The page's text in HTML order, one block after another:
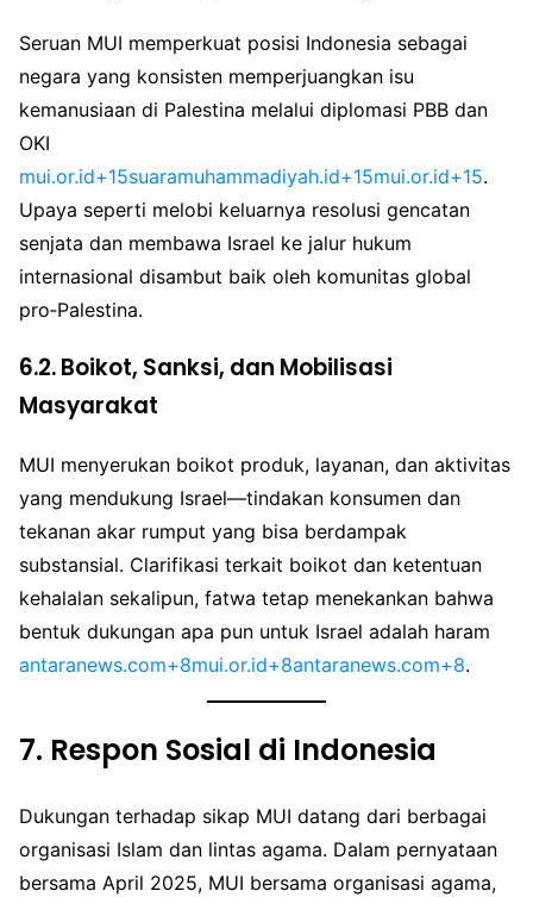
Seruan MUI memperkuat posisi Indonesia sebagai
negara yang konsisten memperjuangkan isu
kemanusiaan di Palestina melalui diplomasi PBB dan
OKI
mui.or.id+15suaramuhammadiyah.id+15mui.or.id+15.
Upaya seperti melobi keluarnya resolusi gencatan
senjata dan membawa Israel ke jalur hukum
internasional disambut baik oleh komunitas global
pro‑Palestina.
6.2. Boikot, Sanksi, dan Mobilisasi
Masyarakat
MUI menyerukan boikot produk, layanan, dan aktivitas
yang mendukung Israel—tindakan konsumen dan
tekanan akar rumput yang bisa berdampak
substansial. Clarifikasi terkait boikot dan ketentuan
kehalalan sekalipun, fatwa tetap menekankan bahwa
bentuk dukungan apa pun untuk Israel adalah haram
antaranews.com+8mui.or.id+8antaranews.com+8.
7. Respon Sosial di Indonesia
Dukungan terhadap sikap MUI datang dari berbagai
organisasi Islam dan lintas agama. Dalam pernyataan
bersama April 2025, MUI bersama organisasi agama,